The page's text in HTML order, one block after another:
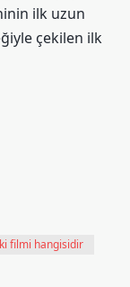
ilk uzun
çekilen ilk
filmi hangisidir